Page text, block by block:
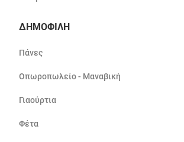
ΔΗΜΟΦΙΛΗ
Πάνες
Οπωροπωλείο - Μαναβική
Γιαούρτια
Φέτα